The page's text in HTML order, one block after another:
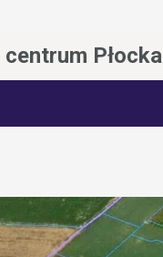
Płocka